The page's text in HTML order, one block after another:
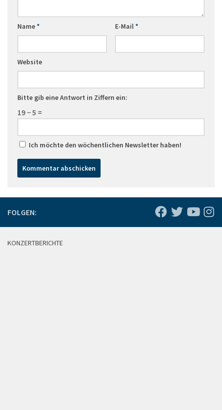
Name* E-Mail *
Website
Bitte gib eine Antwort in Ziffern ein:
19 − 5 =
Ich möchte den wöchentlichen Newsletter haben!
FOLGEN:
KONZERTBERICHTE